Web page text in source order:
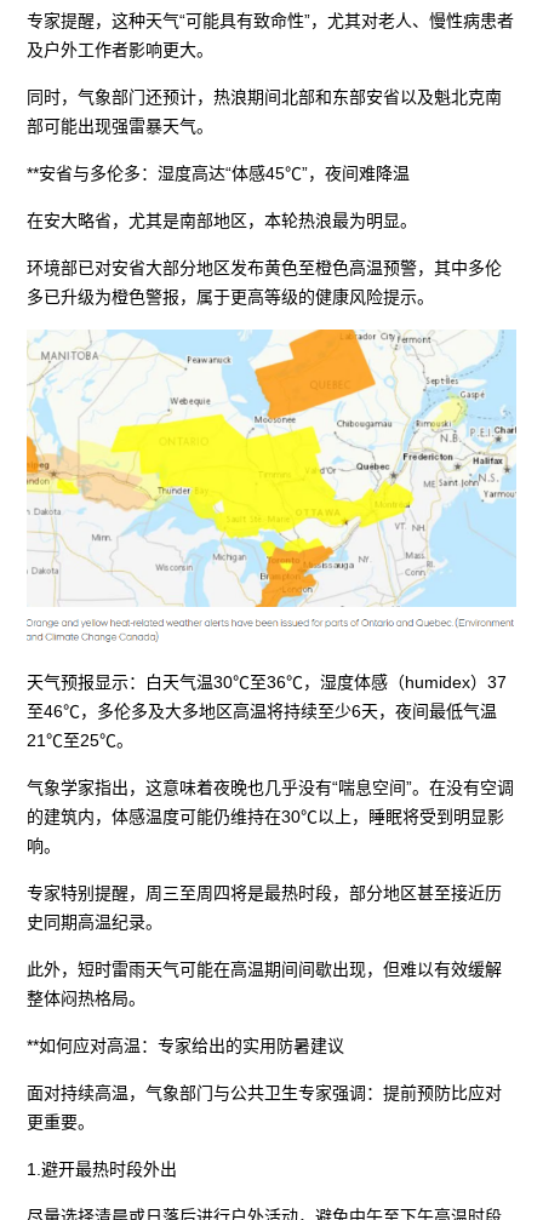
专家提醒，这种天气“可能具有致命性”，尤其对老人、慢性病患者
及户外工作者影响更大。
同时，气象部门还预计，热浪期间北部和东部安省以及魁北克南
部可能出现强雷暴天气。
**安省与多伦多：湿度高达“体感45℃”，夜间难降温
在安大略省，尤其是南部地区，本轮热浪最为明显。
环境部已对安省大部分地区发布黄色至橙色高温预警，其中多伦
多已升级为橙色警报，属于更高等级的健康风险提示。
天气预报显示：白天气温30℃至36℃，湿度体感（humidex）37
至46℃，多伦多及大多地区高温将持续至少6天，夜间最低气温
21℃至25℃。
气象学家指出，这意味着夜晚也几乎没有“喘息空间”。在没有空调
的建筑内，体感温度可能仍维持在30℃以上，睡眠将受到明显影
响。
专家特别提醒，周三至周四将是最热时段，部分地区甚至接近历
史同期高温纪录。
此外，短时雷雨天气可能在高温期间间歇出现，但难以有效缓解
整体闷热格局。
**如何应对高温：专家给出的实用防暑建议
面对持续高温，气象部门与公共卫生专家强调：提前预防比应对
更重要。
1.避开最热时段外出